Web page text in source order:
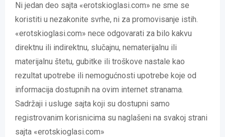
Ni jedan deo sajta «erotskioglasi.com» ne sme se
koristiti u nezakonite svrhe, ni za promovisanje istih.
«erotskioglasi.com» nece odgovarati za bilo kakvu
direktnu ili indirektnu, slučajnu, nematerijalnu ili
materijalnu štetu, gubitke ili troškove nastale kao
rezultat upotrebe ili nemogućnosti upotrebe koje od
informacija dostupnih na ovim internet stranama.
Sadržaji i usluge sajta koji su dostupni samo
registrovanim korisnicima su naglašeni na svakoj strani
sajta «erotskioglasi.com»